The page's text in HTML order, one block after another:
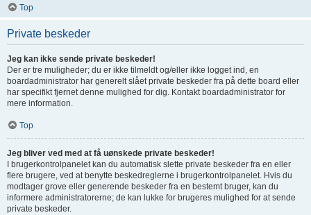
Top
Private beskeder
Jeg kan ikke sende private beskeder!
Der er tre muligheder; du er ikke tilmeldt og/eller ikke logget ind, en
boardadministrator har generelt slået private beskeder fra på dette board eller
har specifikt fjernet denne mulighed for dig. Kontakt boardadministrator for
mere information.
Top
Jeg bliver ved med at få uønskede private beskeder!
I brugerkontrolpanelet kan du automatisk slette private beskeder fra en eller
flere brugere, ved at benytte beskedreglerne i brugerkontrolpanelet. Hvis du
modtager grove eller generende beskeder fra en bestemt bruger, kan du
informere administratorerne; de kan lukke for brugeres mulighed for at sende
private beskeder.